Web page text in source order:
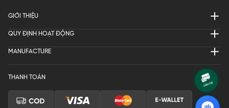
GIỚI THIỆU
QUY ĐỊNH HOẠT ĐỘNG
MANUFACTURE
THANH TOÁN